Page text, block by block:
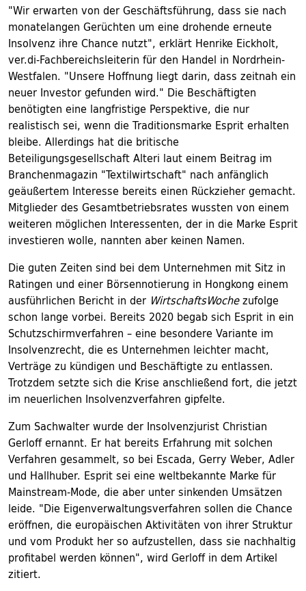
"Wir erwarten von der Geschäftsführung, dass sie nach
monatelangen Gerüchten um eine drohende erneute
Insolvenz ihre Chance nutzt", erklärt Henrike Eickholt,
ver.di-Fachbereichsleiterin für den Handel in Nordrhein-
Westfalen. "Unsere Hoffnung liegt darin, dass zeitnah ein
neuer Investor gefunden wird." Die Beschäftigten
benötigten eine langfristige Perspektive, die nur
realistisch sei, wenn die Traditionsmarke Esprit erhalten
bleibe. Allerdings hat die britische
Beteiligungsgesellschaft Alteri laut einem Beitrag im
Branchenmagazin "Textilwirtschaft" nach anfänglich
geäußertem Interesse bereits einen Rückzieher gemacht.
Mitglieder des Gesamtbetriebsrates wussten von einem
weiteren möglichen Interessenten, der in die Marke Esprit
investieren wolle, nannten aber keinen Namen.
Die guten Zeiten sind bei dem Unternehmen mit Sitz in
Ratingen und einer Börsennotierung in Hongkong einem
ausführlichen Bericht in der WirtschaftsWochezufolge
schon lange vorbei. Bereits 2020 begab sich Esprit in ein
Schutzschirmverfahren – eine besondere Variante im
Insolvenzrecht, die es Unternehmen leichter macht,
Verträge zu kündigen und Beschäftigte zu entlassen.
Trotzdem setzte sich die Krise anschließend fort, die jetzt
im neuerlichen Insolvenzverfahren gipfelte.
Zum Sachwalter wurde der Insolvenzjurist Christian
Gerloff ernannt. Er hat bereits Erfahrung mit solchen
Verfahren gesammelt, so bei Escada, Gerry Weber, Adler
und Hallhuber. Esprit sei eine weltbekannte Marke für
Mainstream-Mode, die aber unter sinkenden Umsätzen
leide. "Die Eigenverwaltungsverfahren sollen die Chance
eröffnen, die europäischen Aktivitäten von ihrer Struktur
und vom Produkt her so aufzustellen, dass sie nachhaltig
profitabel werden können", wird Gerloff in dem Artikel
zitiert.